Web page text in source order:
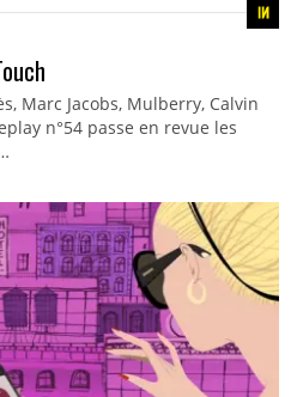
Marc Jacobs, Mulberry, Calvin
n°54 passe en revue les